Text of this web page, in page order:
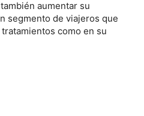
aumentar su
segmento de viajeros que
como en su